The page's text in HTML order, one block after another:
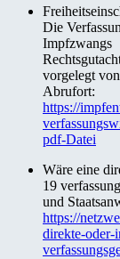
Die
Impfzwangs
vorgelegt von
Abrufort:
https://
pdf-Datei
Wäre eine
19
und
https://
direkte-